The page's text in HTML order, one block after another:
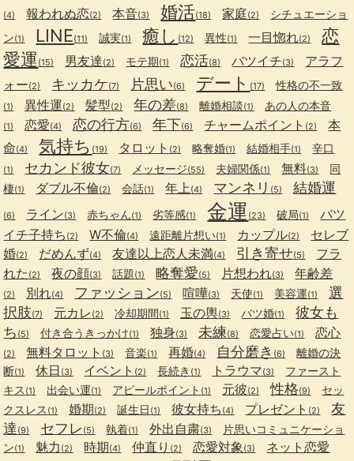
(4) 報われぬ恋(2) 本音(3) 婚活(18) 家庭(2)
シチュエーショ
ン(1) LINE(11) 誠実(1) 癒し (12) 異性(1) 一目惚れ(2)
恋
愛運 (15) 男友達(2) モテ期(1) 恋活(8) バツイチ(3)
アラフ
ォー(2) キッカケ(7) 片思い(6) デート (17) 性格の不一致
(1) 異性運(2) 髪型(2) 年の差(8) 離婚相談(1) あの人の本音
(1) 恋愛(4) 恋の行方(6) 年下(6) チャームポイント (2)
本
命(4) 気持ち (19) タロット (2) 略奪婚(1) 結婚相手(1) 辛口
(1) セカンド彼女(7) メッセージ(55) 夫婦関係(1) 無料(3)
同
棲(1) ダブル不倫(2) 会話(1) 年上 (4) マンネリ (5) 結婚運
(6) ライン(3) 赤ちゃん(1) 劣等感(1) 金運 (23) 破局(1)
バツ
イチ子持ち (2) W不倫(4) 遠距離片想い(1) カップル(2)
セレブ
婚(2) だめんず(4) 友達以上恋人未満(4) 引き寄せ(5)
フラ
れた (2) 夜の顔(3) 話題(1) 略奪愛(5) 片想われ(3) 年齢差
(2) 別れ(4) ファッション(5) 喧嘩(3) 天使(1) 美容運(1)
選
択肢(7) 元カレ (2) 冷却期間(1) 玉の輿(3) バツ婚(1)
彼女も
ち (5) 付き合うきっかけ(1) 独身(3) 未練(8) 恋愛占い(1) 恋心
(2) 無料タロット (3) 音楽(1) 再婚(4) 自分磨き (6)
離婚の決
断(1) 休日 (3) イベント (2) 長続き (1) トラウマ(3)
ファースト
キス (1) 出会い運(1) アピールポイント (1) 元彼(2) 性格(9)
セッ
クスレス (1) 婚期(2) 誕生日 (1) 彼女持ち (4) プレゼント (2)
友
達 (9) セフレ (5) 執着(1) 外出自粛(3)
片思いコミュニケーショ
ン(1) 魅力 (2) 時期(4) 仲直り (2) 恋愛対象 (3) ネット恋愛